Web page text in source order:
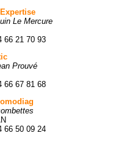
Le Mercure
66 21 70 93
Prouvé
66 67 81 68
66 50 09 24